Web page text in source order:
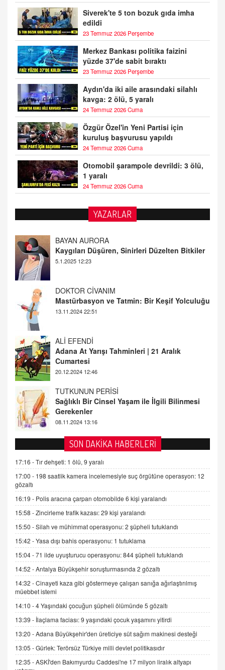
Siverek'te 5 ton bozuk gıda imha
edildi
23 Temmuz 2026 Perşembe
Merkez Bankası politika faizini
yüzde 37'de sabit bıraktı
23 Temmuz 2026 Perşembe
Aydın'da iki aile arasındaki silahlı
kavga: 2 ölü, 5 yaralı
24 Temmuz 2026 Cuma
Özgür Özel'in Yeni Partisi için
kuruluş başvurusu yapıldı
24 Temmuz 2026 Cuma
Otomobil şarampole devrildi: 3 ölü,
1 yaralı
24 Temmuz 2026 Cuma
YAZARLAR
BAYAN AURORA
5.1.2025 12:23
13.11.2024 22:51
Cumartesi
20.12.2024 12:46
TUTKUNUN PERİSİ
Gerekenler
08.11.2024 13:16
FARUK ÖNALAN
2 Kasım 2021 Salı 00:11
AV. DOĞAN CAN DOĞAN
Kişisel verilerin korunması ve dijital hukukun
gelişimi
15.09.2025 16:17
SEHER EREK
Kış Ayları Geldi, Hangi Önlemler Alınmalı?
9.12.2025 10:11
İNCİ GÜL AKÖL
Trump Keşke Adana'yı da Ziyaret Etse...
06.07.2026 13:00
ADEM AKÖL
Esed Destekçilerinin Yüzüne Vurulan Şamar:
Sednaya
11.12.2024 12:30
SON DAKİKA HABERLERİ
17:16 -Tır dehşeti: 1 ölü, 9 yaralı
17:00 - 198 saatlik kamera incelemesiyle suç örgütüne operasyon: 12
gözaltı
16:19 - Polis aracına çarpan otomobilde 6 kişi yaralandı
15:58 -Zincirleme trafik kazası: 29 kişi yaralandı
15:50 -Silah ve mühimmat operasyonu: 2 şüpheli tutuklandı
15:42 -Yasa dışı bahis operasyonu: 1 tutuklama
15:04 -71 ilde uyuşturucu operasyonu: 844 şüpheli tutuklandı
14:52 -Antalya Büyükşehir soruşturmasında 2 gözaltı
14:32 -Cinayeti kaza gibi göstermeye çalışan sanığa ağırlaştırılmış
müebbet istemi
14:10 -4 Yaşındaki çocuğun şüpheli ölümünde 5 gözaltı
13:39 - İlaçlama faciası: 9 yaşındaki çocuk yaşamını yitirdi
13:20 -Adana Büyükşehir'den üreticiye süt sağım makinesi desteği
13:05 -Gürlek: Terörsüz Türkiye milli devlet politikasıdır
12:35 -ASKİ'den Bakımyurdu Caddesi'ne 17 milyon liralık altyapı